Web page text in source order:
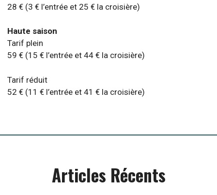
28 € (3 € l’entrée et 25 € la croisière)
Haute saison
Tarif plein
59 € (15 € l’entrée et 44 € la croisière)
Tarif réduit
52 € (11 € l’entrée et 41 € la croisière)
Articles Récents